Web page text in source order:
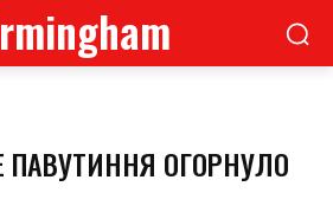
ПАВУТИННЯ ОГОРНУЛО